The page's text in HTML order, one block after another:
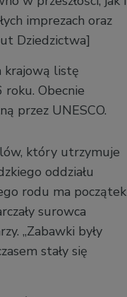
imprezach oraz
Dziedzictwa]
krajową listę
Obecnie
przez UNESCO.
który utrzymuje
oddziału
rodu ma początek
surowca
„Zabawki były
stały się